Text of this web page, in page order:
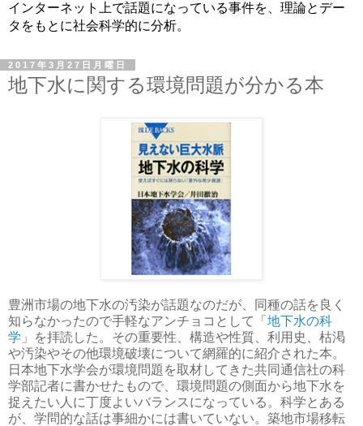
インターネット上で話題になっている事件を、理論とデー
タをもとに社会科学的に分析。
2017年3月27日月曜日
地下水に関する環境問題が分かる本
豊洲市場の地下水の汚染が話題なのだが、同種の話を良く
知らなかったので手軽なアンチョコとして「 地下水の科
学 」を拝読した。その重要性、構造や性質、利用史、枯渇
や汚染やその他環境破壊について網羅的に紹介された本。
日本地下水学会が環境問題を取材してきた共同通信社の科
学部記者に書かせたもので、環境問題の側面から地下水を
捉えたい人に丁度よいバランスになっている。科学とある
が、学問的な話は事細かには書いていない。築地市場移転